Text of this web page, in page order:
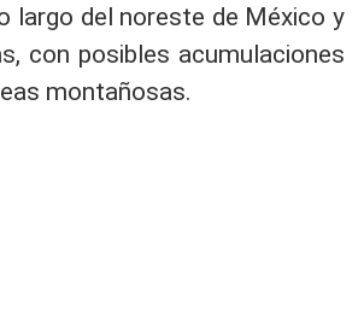
largo del noreste de México y
con posibles acumulaciones
montañosas.